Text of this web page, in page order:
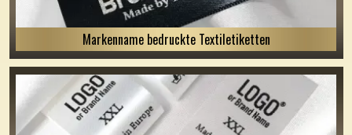
Markenname bedruckte Textiletiketten